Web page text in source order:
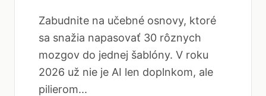
Zabudnite na učebné osnovy, ktoré
sa snažia napasovať 30 rôznych
mozgov do jednej šablóny. V roku
2026 už nie je AI len doplnkom, ale
pilierom...